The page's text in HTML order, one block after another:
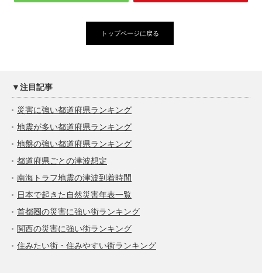
トップページに戻る
▼注目記事
災害に強い都道府県ランキング
地震が多い都道府県ランキング
地盤の強い都道府県ランキング
都道府県ごとの津波想定
南海トラフ地震の津波到着時間
日本で起きた自然災害年表一覧
首都圏の災害に強い街ランキング
関西の災害に強い街ランキング
住みたい街・住みやすい街ランキング